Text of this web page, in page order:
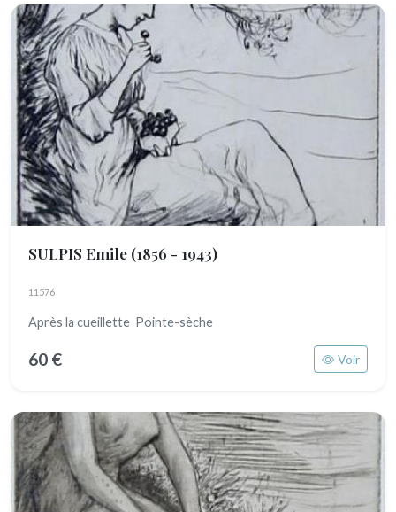
SULPIS Emile (1856 - 1943)
11576
Après la cueillette Pointe-sèche
60 € Voir